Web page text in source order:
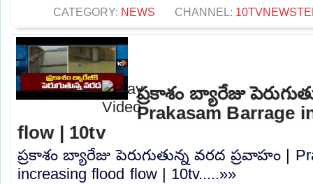
CATEGORY: NEWS CHANNEL:
ప్రకాశం బ్యారేజు
Prakasam Barrage
flow | 10tv
ప్రకాశం బ్యారేజు పెరుగుతున్న వరద ప్రవాహం |
increasing flood flow | 10tv.....»»